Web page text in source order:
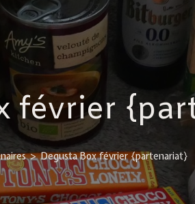
février
> Degusta Box février {partenariat}